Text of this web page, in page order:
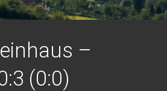
–
(0:0)